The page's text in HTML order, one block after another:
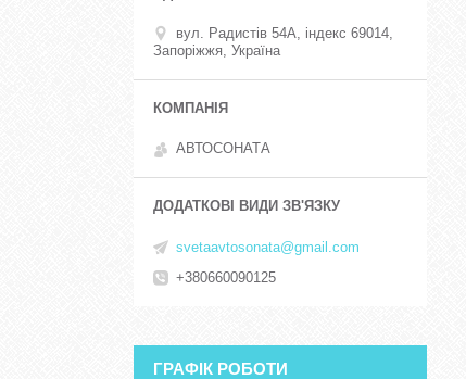
вул. Радистів 54А, індекс 69014,
Запоріжжя, Україна
АВТОСОНАТА
svetaavtosonata@gmail.com
+380660090125
ГРАФІК РОБОТИ